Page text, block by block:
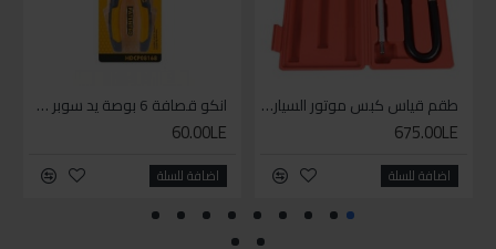
طقم قياس كبس موتور السياره 3 ق
675.00LE
اضافة للسلة
انكو قصافة 6 بوصة يد سوبر وان
60.00LE
اضافة للسلة